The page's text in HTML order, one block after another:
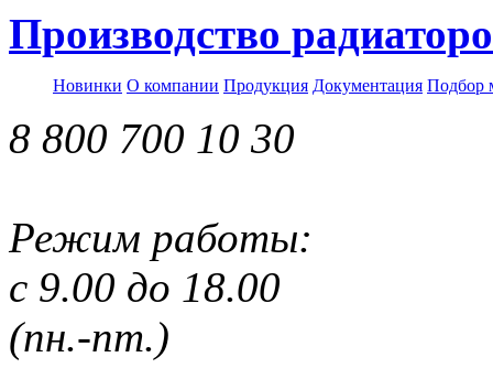
Производство
Новинки О компании Продукция Документация Подбор
8 800 700 10 30
Режим работы:
с 9.00 до 18.00
(пн.-пт.)